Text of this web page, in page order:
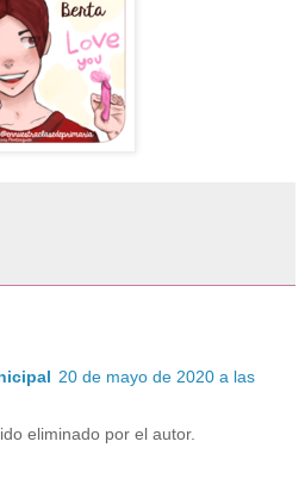
20 de mayo de 2020 a las
eliminado por el autor.